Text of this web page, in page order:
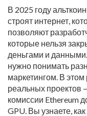
В 2025 году
строят интернет,
позволяют
которые нельзя
деньгами и
нужно понимать
маркетингом. В
реальных проектов
комиссии Ethereum
GPU. Вы узнаете,